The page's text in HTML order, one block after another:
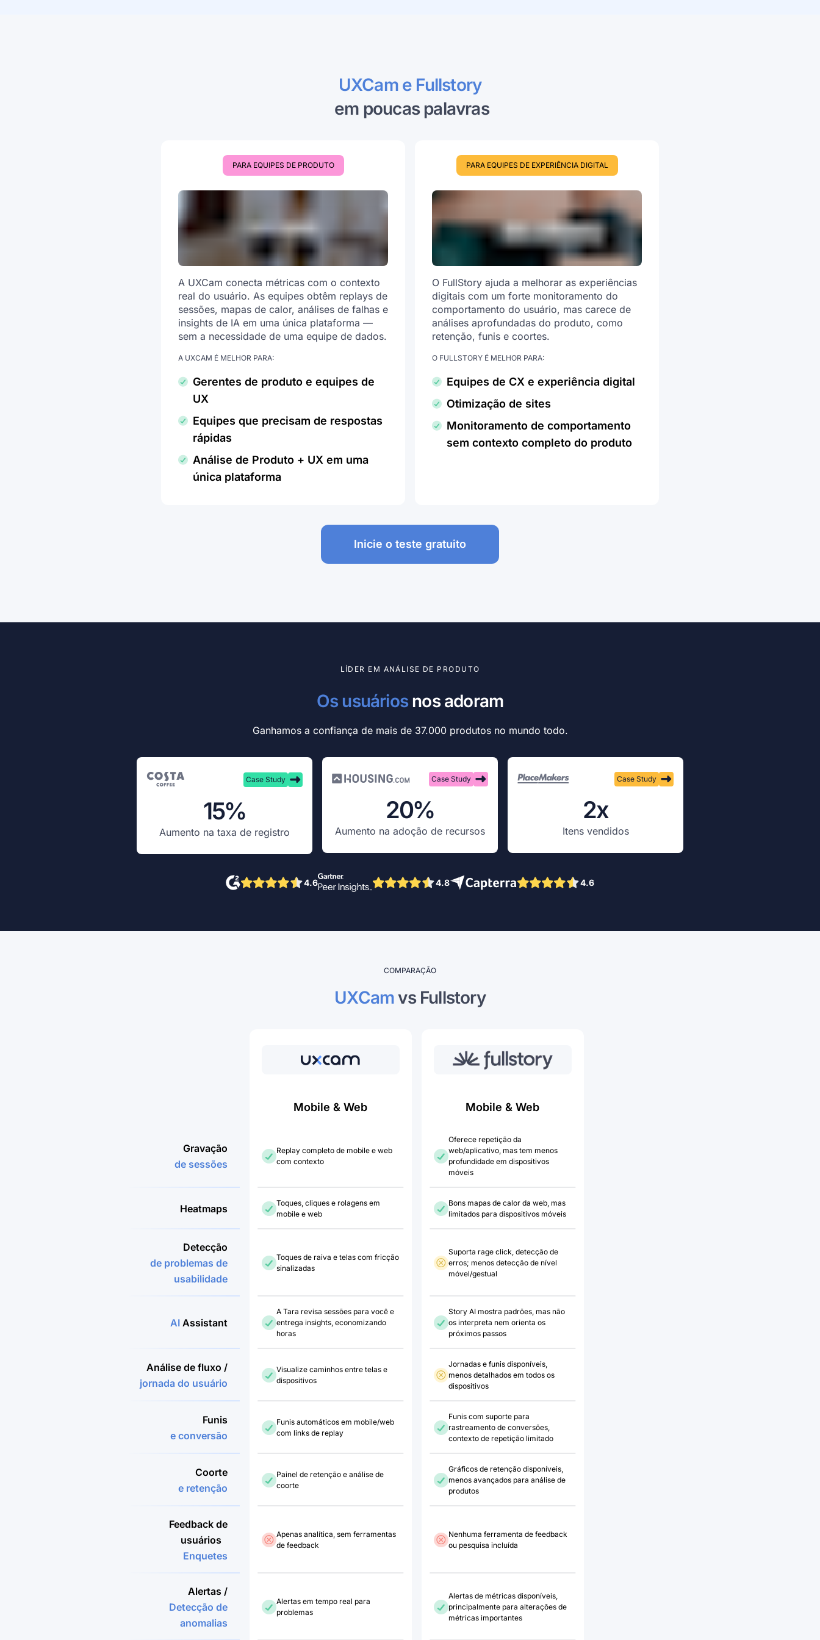
UXCam e Fullstory
em poucas palavras
PARA EQUIPES DE PRODUTO
A UXCam conecta métricas com o contexto
real do usuário. As equipes obtêm replays de
sessões, mapas de calor, análises de falhas e
insights de IA em uma única plataforma —
sem a necessidade de uma equipe de dados.
A UXCAM É MELHOR PARA:
Gerentes de produto e equipes de
UX
Equipes que precisam de respostas
rápidas
Análise de Produto + UX em uma
única plataforma
PARA EQUIPES DE EXPERIÊNCIA DIGITAL
O FullStory ajuda a melhorar as experiências
digitais com um forte monitoramento do
comportamento do usuário, mas carece de
análises aprofundadas do produto, como
retenção, funis e coortes.
O FULLSTORY É MELHOR PARA:
Equipes de CX e experiência digital
Otimização de sites
Monitoramento de comportamento
sem contexto completo do produto
Inicie o teste gratuito
LÍDER EM ANÁLISE DE PRODUTO
Os usuários nos adoram
Ganhamos a confiança de mais de 37.000 produtos no mundo todo.
Case Study
15%
Aumento na taxa de registro
Case Study
20%
Aumento na adoção de recursos
Case Study
2x
Itens vendidos
4.6 4.8 4.6
COMPARAÇÃO
UXCam vs Fullstory
Gravação
de sessões
Heatmaps
Detecção
de problemas de
usabilidade
AIAssistant
Análise de fluxo /
jornada do usuário
Funis
e conversão
Coorte
e retenção
Feedback de
usuários
Enquetes
Alertas /
Detecção de
anomalias
Mobile & Web
Replay completo de mobile e web
com contexto
Toques, cliques e rolagens em
mobile e web
Toques de raiva e telas com fricção
sinalizadas
A Tara revisa sessões para você e
entrega insights, economizando
horas
Visualize caminhos entre telas e
dispositivos
Funis automáticos em mobile/web
com links de replay
Painel de retenção e análise de
coorte
Apenas analítica, sem ferramentas
de feedback
Alertas em tempo real para
problemas
Mobile & Web
Oferece repetição da
web/aplicativo, mas tem menos
profundidade em dispositivos
móveis
Bons mapas de calor da web, mas
limitados para dispositivos móveis
Suporta rage click, detecção de
erros; menos detecção de nível
móvel/gestual
Story AI mostra padrões, mas não
os interpreta nem orienta os
próximos passos
Jornadas e funis disponíveis,
menos detalhados em todos os
dispositivos
Funis com suporte para
rastreamento de conversões,
contexto de repetição limitado
Gráficos de retenção disponíveis,
menos avançados para análise de
produtos
Nenhuma ferramenta de feedback
ou pesquisa incluída
Alertas de métricas disponíveis,
principalmente para alterações de
métricas importantes